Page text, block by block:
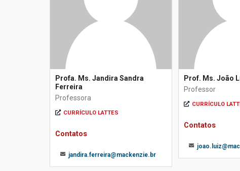
Profa. Ms. Jandira Sandra
Ferreira
Professora
CURRÍCULO LATTES
Contatos
jandira.ferreira@mackenzie.br
Prof. Ms. João
Professor
CURRÍCULO
Contatos